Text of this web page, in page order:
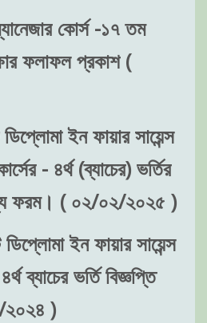
কোর্স -১৭ তম
ফলাফল প্রকাশ (
ইন ফায়ার সায়েন্স
- ৪র্থ (ব্যাচের) ভর্তির
ফরম। ( ০২/০২/২০২৫ )
ইন ফায়ার সায়েন্স
ব্যাচের ভর্তি বিজ্ঞপ্তি
)